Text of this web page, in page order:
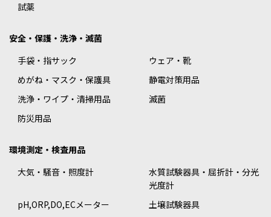
試薬
安全・保護・洗浄・滅菌
手袋・指サック
ウェア・靴
めがね・マスク・保護具
静電対策用品
洗浄・ワイプ・清掃用品
滅菌
防災用品
環境測定・検査用品
大気・騒音・照度計
水質試験器具・屈折計・分光
光度計
pH,ORP,DO,ECメーター
土壌試験器具